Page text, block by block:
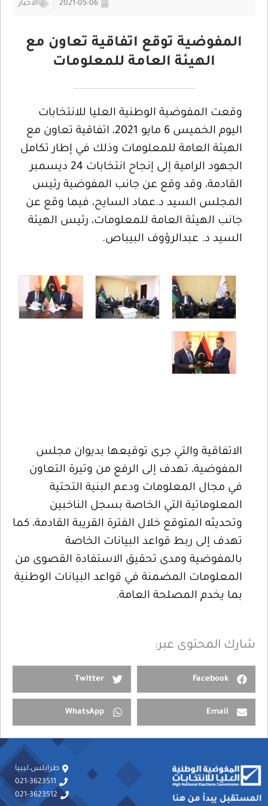
2021-05-06 الأخبار
المفوضية توقع اتفاقية تعاون مع
الهيئة العامة للمعلومات
وقعت المفوضية الوطنية العليا للانتخابات
اليوم الخميس 6 مايو 2021، اتفاقية تعاون مع
الهيئة العامة للمعلومات وذلك في إطار تكامل
الجهود الرامية إلى إنجاح انتخابات 24 ديسمبر
القادمة، وقد وقع عن جانب المفوضية رئيس
المجلس السيد د.عماد السايح، فيما وقع عن
جانب الهيئة العامة للمعلومات، رئيس الهيئة
السيد د. عبدالرؤوف البيباص.
الاتفاقية والتي جرى توقيعها بديوان مجلس
المفوضية، تهدف إلى الرفع من وتيرة التعاون
في مجال المعلومات ودعم البنية التحتية
المعلوماتية التي الخاصة بسجل الناخبين
وتحديثه المتوقع خلال الفترة القريبة القادمة، كما
تهدف إلى ربط قواعد البيانات الخاصة
بالمفوضية ومدى تحقيق الاستفادة القصوى من
المعلومات المضمنة في قواعد البيانات الوطنية
بما يخدم المصلحة العامة.
شارك المحتوى عبر:
Facebook
Twitter
Email
WhatsApp
طرابلس،ليبيا
021-3623511
021-3623512